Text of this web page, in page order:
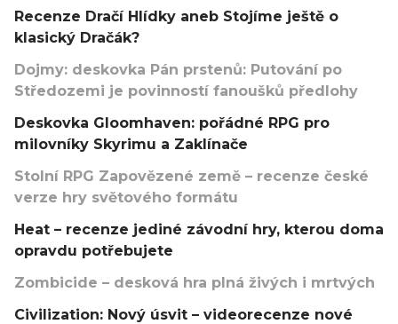
Recenze Dračí Hlídky aneb Stojíme ještě o
klasický Dračák?
Dojmy: deskovka Pán prstenů: Putování po
Středozemi je povinností fanoušků předlohy
Deskovka Gloomhaven: pořádné RPG pro
milovníky Skyrimu a Zaklínače
Stolní RPG Zapovězené země – recenze české
verze hry světového formátu
Heat – recenze jediné závodní hry, kterou doma
opravdu potřebujete
Zombicide – desková hra plná živých i mrtvých
Civilization: Nový úsvit – videorecenze nové